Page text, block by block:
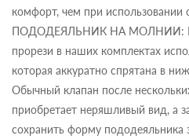
комфорт, чем при
ПОДОДЕЯЛЬНИК НА МОЛНИИ:
прорези в наших комплектах
которая аккуратно спрятана в
Обычный клапан после
приобретает неряшливый вид, а
сохранить форму пододеяльника